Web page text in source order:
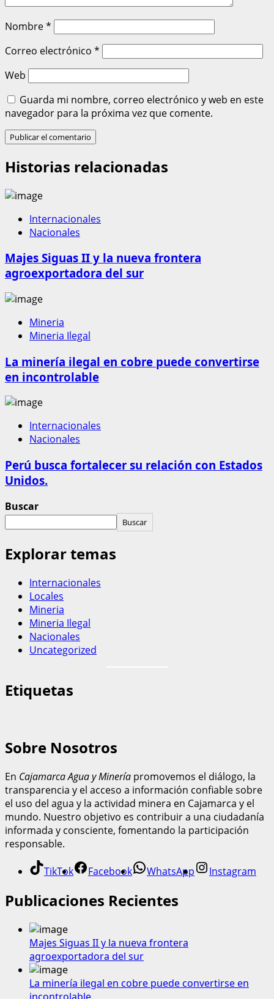
Nombre*
Correo electrónico *
Web
Guarda mi nombre, correo electrónico y web en este
navegador para la próxima vez que comente.
Historias relacionadas
Internacionales
Nacionales
Majes Siguas II y la nueva frontera
agroexportadora del sur
Mineria
Mineria Ilegal
La minería ilegal en cobre puede convertirse
en incontrolable
Internacionales
Nacionales
Perú busca fortalecer su relación con Estados
Unidos.
Buscar
Buscar
Explorar temas
Internacionales
Locales
Mineria
Mineria Ilegal
Nacionales
Uncategorized
Etiquetas
Sobre Nosotros
En Cajamarca Agua y Minería promovemos el diálogo, la
transparencia y el acceso a información confiable sobre
el uso del agua y la actividad minera en Cajamarca y el
mundo. Nuestro objetivo es contribuir a una ciudadanía
informada y consciente, fomentando la participación
responsable.
TikTok Facebook WhatsApp Instagram
Publicaciones Recientes
Majes Siguas II y la nueva frontera
agroexportadora del sur
La minería ilegal en cobre puede convertirse en